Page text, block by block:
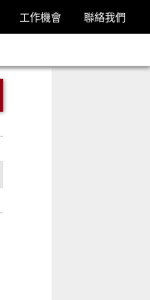
工作機會 聯絡我們